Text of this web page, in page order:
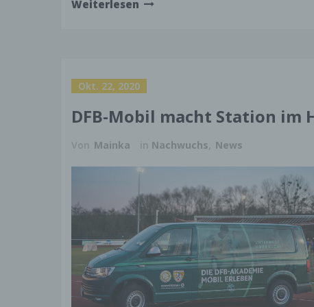
Weiterlesen
Okt. 22, 2020
DFB-Mobil macht Station im
Von Mainka in Nachwuchs, News
Sie
zum
im